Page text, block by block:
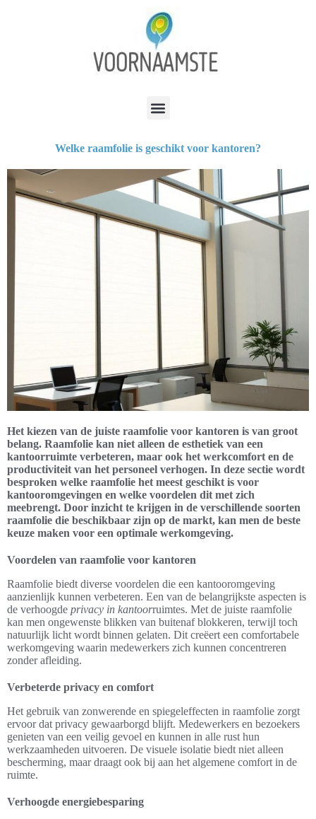
Welke raamfolie is geschikt voor kantoren?
Het kiezen van de juiste raamfolie voor kantoren is van groot
belang. Raamfolie kan niet alleen de esthetiek van een
kantoorruimte verbeteren, maar ook het werkcomfort en de
productiviteit van het personeel verhogen. In deze sectie wordt
besproken welke raamfolie het meest geschikt is voor
kantooromgevingen en welke voordelen dit met zich
meebrengt. Door inzicht te krijgen in de verschillende soorten
raamfolie die beschikbaar zijn op de markt, kan men de beste
keuze maken voor een optimale werkomgeving.
Voordelen van raamfolie voor kantoren
Raamfolie biedt diverse voordelen die een kantooromgeving
aanzienlijk kunnen verbeteren. Een van de belangrijkste aspecten is
de verhoogde privacy in kantoorruimtes. Met de juiste raamfolie
kan men ongewenste blikken van buitenaf blokkeren, terwijl toch
natuurlijk licht wordt binnen gelaten. Dit creëert een comfortabele
werkomgeving waarin medewerkers zich kunnen concentreren
zonder afleiding.
Verbeterde privacy en comfort
Het gebruik van zonwerende en spiegeleffecten in raamfolie zorgt
ervoor dat privacy gewaarborgd blijft. Medewerkers en bezoekers
genieten van een veilig gevoel en kunnen in alle rust hun
werkzaamheden uitvoeren. De visuele isolatie biedt niet alleen
bescherming, maar draagt ook bij aan het algemene comfort in de
ruimte.
Verhoogde energiebesparing